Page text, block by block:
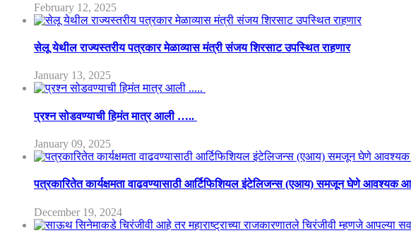
February 12, 2025
सेलू येथील राज्यस्तरीय पत्रकार मेळाव्यास मंत्री संजय शिरसाट उपस्थित राहणार
January 13, 2025
प्रश्न सोडवण्याची हिमंत मात्र आली …..
January 09, 2025
पत्रकारितेत कार्यक्षमता वाढवण्यासाठी आर्टिफिशियल इंटेलिजन्स (एआय) समजून घेणे आवश्यक
December 19, 2024